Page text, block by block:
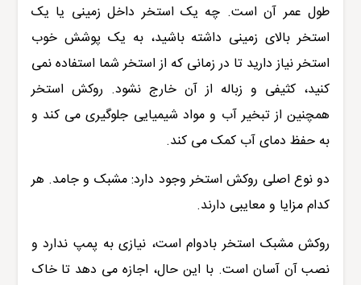
طول عمر آن است. چه یک استخر داخل زمینی یا یک
استخر بالای زمینی داشته باشید، به یک پوشش خوب
استخر نیاز دارید تا در زمانی که از استخر شما استفاده نمی
کنید، کثیفی و زباله از آن خارج نشود. روکش استخر
همچنین از تبخیر آب و مواد شیمیایی جلوگیری می کند و
به حفظ دمای آب کمک می کند.
دو نوع اصلی روکش استخر وجود دارد: مشبک و جامد. هر
کدام مزایا و معایبی دارند.
روکش مشبک استخر بادوام است، نیازی به پمپ ندارد و
نصب آن آسان است. با این حال، اجازه می دهد تا خاک